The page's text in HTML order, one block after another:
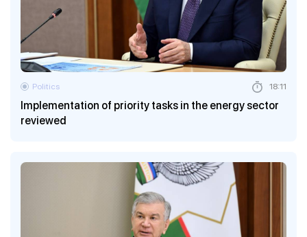
Implementation of priority tasks in the energy sector
reviewed
Politics 18:11